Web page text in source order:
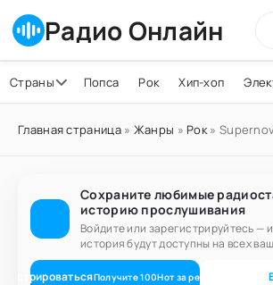
Радио Онлайн
Страны Попса Рок Хип-хоп
Главная страница» Жанры » Рок»
Сохраните любимые
историю прослушивания
Войдите или зарегистрируйтесь —
история будут доступны на всех
Получите100Нот за регистрацию